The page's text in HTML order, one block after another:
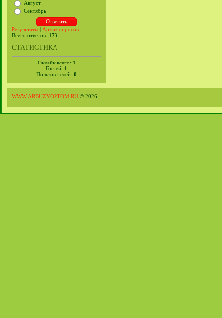
Август
Сентябрь
Результаты | Архив опросов
Всего ответов: 173
СТАТИСТИКА
Онлайн всего: 1
Гостей: 1
Пользователей: 0
WWW.ARBUZYOPTOM.RU © 2026